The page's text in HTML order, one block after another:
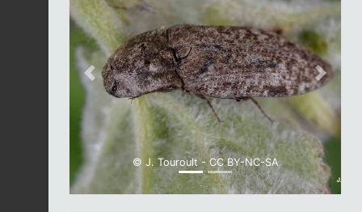
© J. Touroult - CC BY-NC-SA
Previous Next